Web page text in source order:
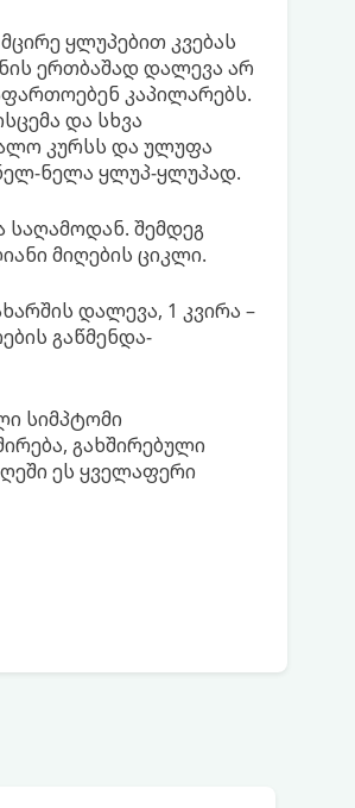
ყლუპებით კვებას
ერთბაშად დალევა არ
კაპილარებს.
და სხვა
კურსს და ულუფა
ნელა ყლუპ-ყლუპად.
შემდეგ
მიღების ციკლი.
დალევა, 1 კვირა –
გაწმენდა-
სიმპტომი
გახშირებული
ეს ყველაფერი